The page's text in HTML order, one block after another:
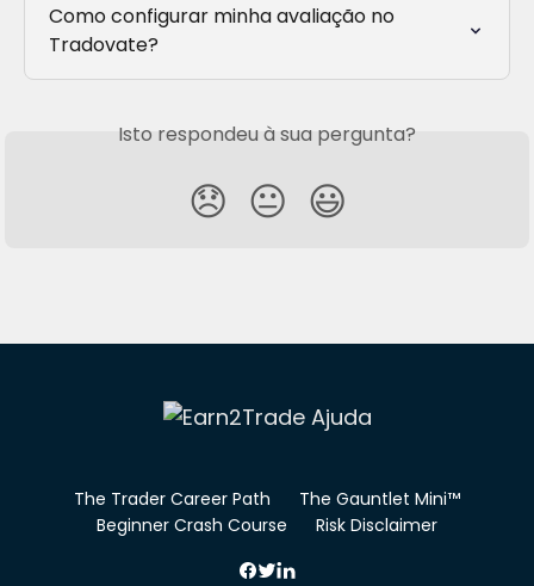
Como configurar minha avaliação no
Tradovate?
Isto respondeu à sua pergunta?
😞 😐 😃
The Trader Career Path
The Gauntlet Mini™
Beginner Crash Course
Risk Disclaimer